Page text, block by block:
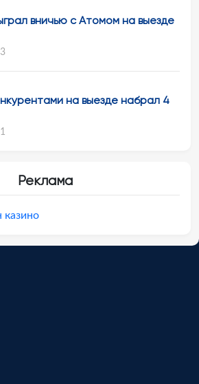
вничью с Атомом на выезде
на выезде набрал 4
Реклама